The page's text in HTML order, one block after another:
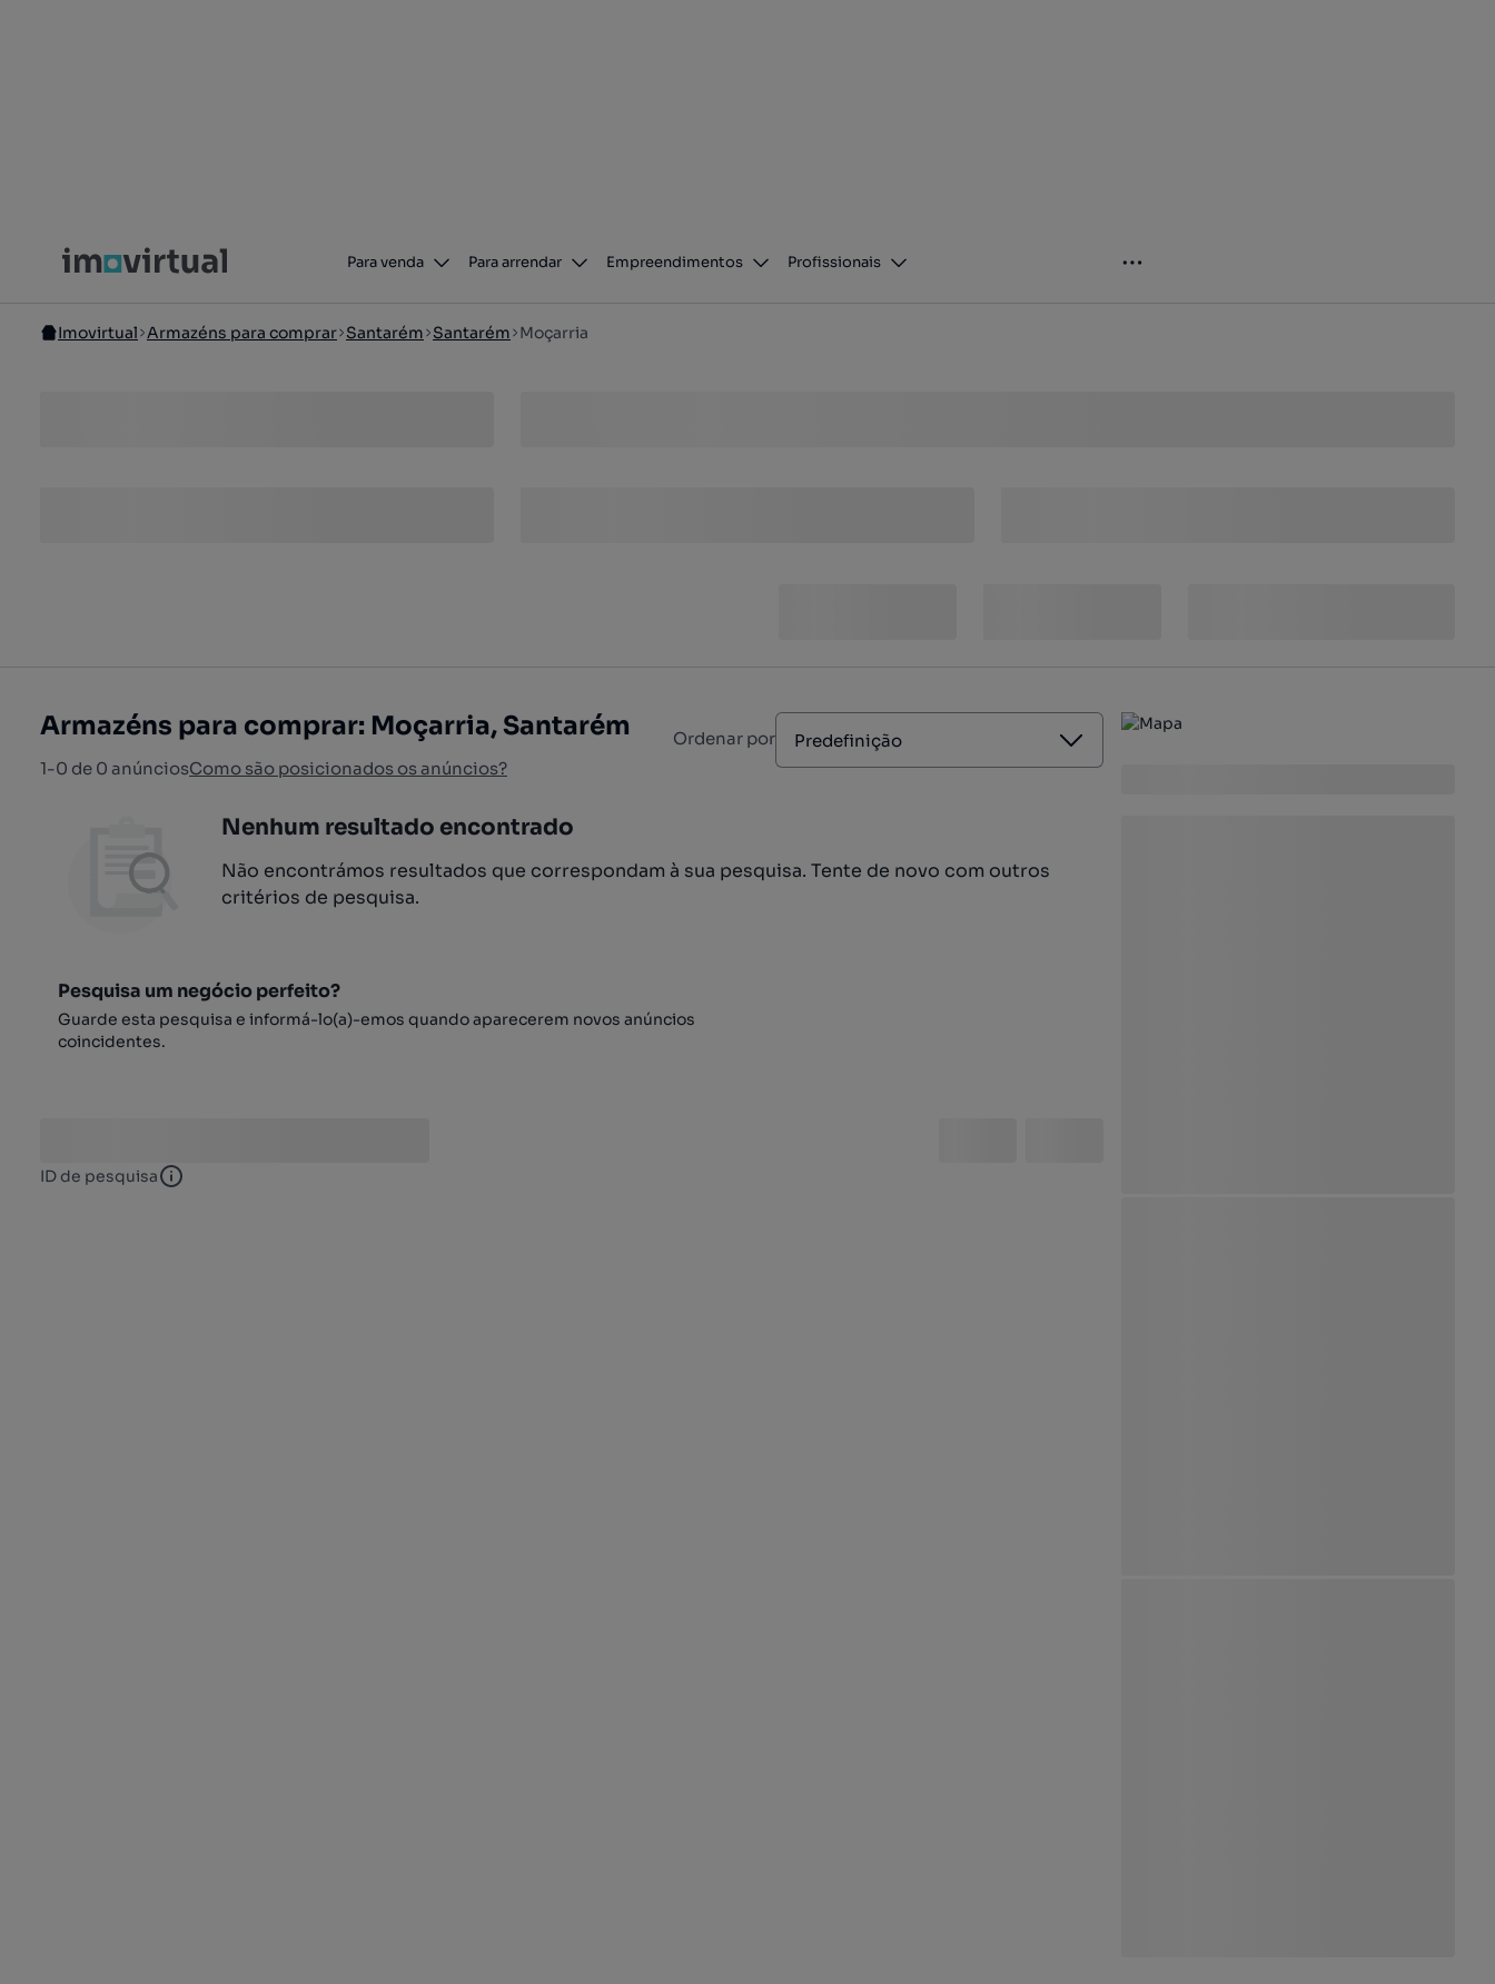
Para venda Para arrendar Empreendimentos Profissionais
Imovirtual Armazéns para comprar Santarém Santarém Moçarria
Armazéns para comprar: Moçarria, Santarém
1-0 de 0 anúnciosComo são posicionados os anúncios?
Ordenar por Predefinição
Nenhum resultado encontrado
Não encontrámos resultados que correspondam à sua pesquisa. Tente de novo com outros
critérios de pesquisa.
Pesquisa um negócio perfeito?
Guarde esta pesquisa e informá-lo(a)-emos quando aparecerem novos anúncios
coincidentes.
ID de pesquisa ID de pesquisa